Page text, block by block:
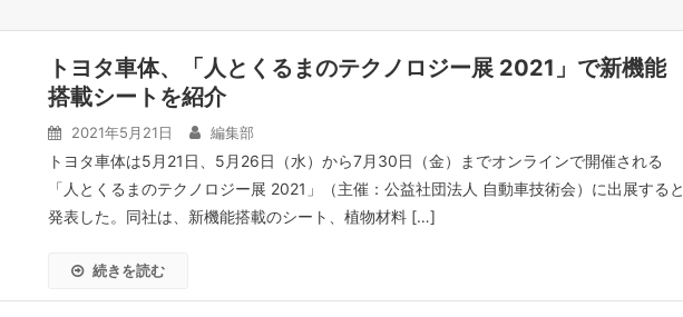
トヨタ車体、「人とくるまのテクノロジー展 2021」で新機能
搭載シートを紹介
2021年5月21日 編集部
トヨタ車体は5月21日、5月26日（水）から7月30日（金）までオンラインで開催される
「人とくるまのテクノロジー展 2021」（主催：公益社団法人 自動車技術会）に出展すると
発表した。同社は、新機能搭載のシート、植物材料 […]
続きを読む